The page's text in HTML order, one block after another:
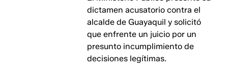
dictamen acusatorio contra el
alcalde de Guayaquil y solicitó
que enfrente un juicio por un
presunto incumplimiento de
decisiones legítimas.